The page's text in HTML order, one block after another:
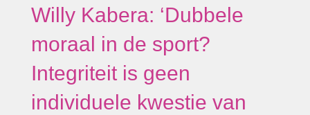
Willy Kabera: ‘Dubbele
moraal in de sport?
Integriteit is geen
individuele kwestie van